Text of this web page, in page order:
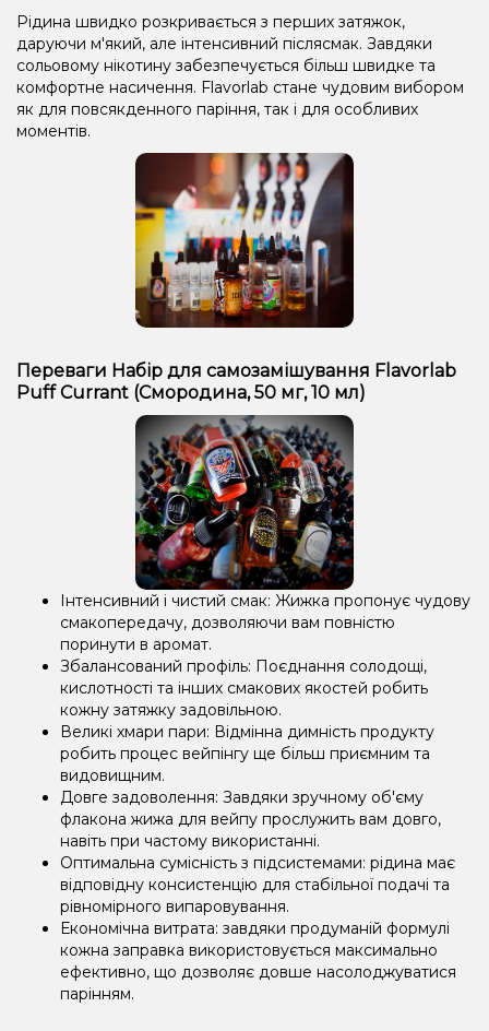
Рідина швидко розкривається з перших затяжок,
даруючи м'який, але інтенсивний післясмак. Завдяки
сольовому нікотину забезпечується більш швидке та
комфортне насичення. Flavorlab стане чудовим вибором
як для повсякденного паріння, так і для особливих
моментів.
Переваги Набір для самозамішування Flavorlab
Puff Currant (Смородина, 50 мг, 10 мл)
Інтенсивний і чистий смак: Жижка пропонує чудову
смакопередачу, дозволяючи вам повністю
поринути в аромат.
Збалансований профіль: Поєднання солодощі,
кислотності та інших смакових якостей робить
кожну затяжку задовільною.
Великі хмари пари: Відмінна димність продукту
робить процес вейпінгу ще більш приємним та
видовищним.
Довге задоволення: Завдяки зручному об'єму
флакона жижа для вейпу прослужить вам довго,
навіть при частому використанні.
Оптимальна сумісність з підсистемами: рідина має
відповідну консистенцію для стабільної подачі та
рівномірного випаровування.
Економічна витрата: завдяки продуманій формулі
кожна заправка використовується максимально
ефективно, що дозволяє довше насолоджуватися
парінням.